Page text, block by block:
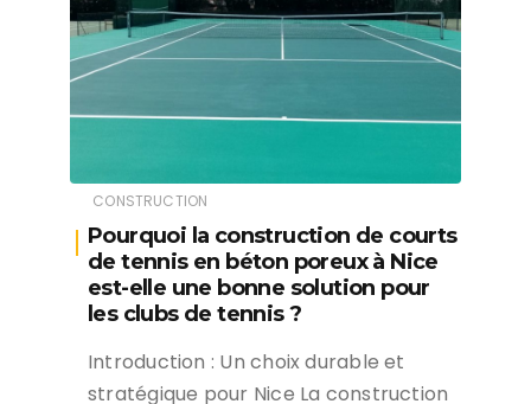
CONSTRUCTION
Pourquoi la construction de courts
de tennis en béton poreux à Nice
est-elle une bonne solution pour
les clubs de tennis ?
Introduction : Un choix durable et
stratégique pour Nice La construction